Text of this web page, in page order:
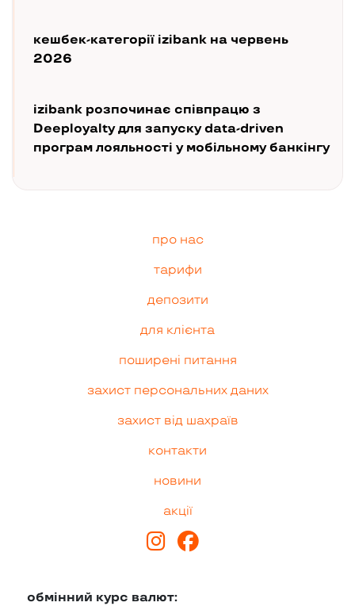
кешбек-категорії izibank на червень
2026
izibank розпочинає співпрацю з
Deeployalty для запуску data-driven
програм лояльності у мобільному банкінгу
про нас
тарифи
депозити
для клієнта
поширені питання
захист персональних даних
захист від шахраїв
контакти
новини
акції
обмінний курс валют: